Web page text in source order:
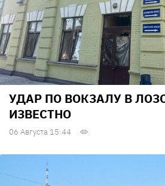
УДАР ПО ВОКЗАЛУ В
ИЗВЕСТНО
06 Августа 15:44